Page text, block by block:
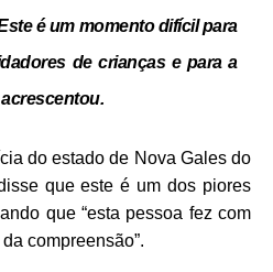
é um momento difícil para
de crianças e para a
do estado de Nova Gales do
que este é um dos piores
que “esta pessoa fez com
compreensão”.